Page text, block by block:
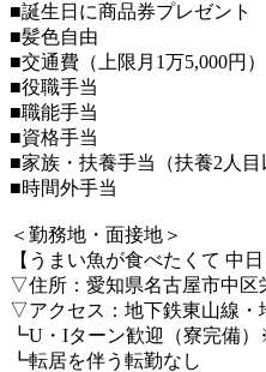
■誕生日に商品券プレゼント
■髪色自由
■交通費（上限月1万5,000円）
■役職手当
■職能手当
■資格手当
■家族・扶養手当（扶養2人目
■時間外手当
＜勤務地・面接地＞
【うまい魚が食べたくて 中日
▽住所：愛知県名古屋市中区
▽アクセス：地下鉄東山線・
┗U・Iターン歓迎（寮完備
┗転居を伴う転勤なし